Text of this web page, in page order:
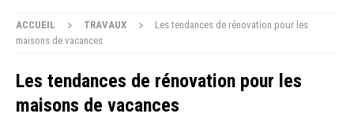
ACCUEIL TRAVAUX
Les tendances de rénovation pour les
maisons de vacances
Les tendances de rénovation pour les
maisons de vacances